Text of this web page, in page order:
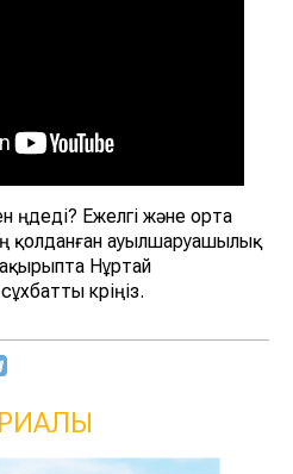
Ежелгі және орта
қолданған ауылшаруашылық
Нұртай
көріңіз.